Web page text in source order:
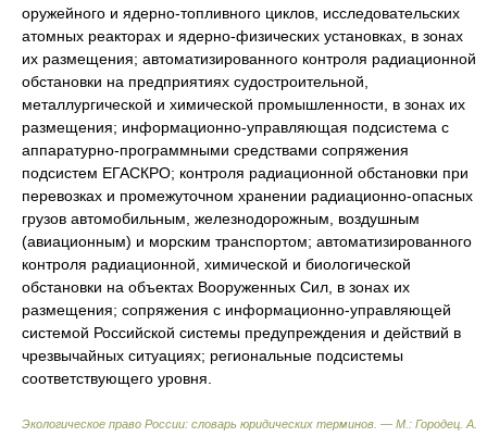
оружейного и ядерно-топливного циклов, исследовательских
атомных реакторах и ядерно-физических установках, в зонах
их размещения; автоматизированного контроля радиационной
обстановки на предприятиях судостроительной,
металлургической и химической промышленности, в зонах их
размещения; информационно-управляющая подсистема с
аппаратурно-программными средствами сопряжения
подсистем ЕГАСКРО; контроля радиационной обстановки при
перевозках и промежуточном хранении радиационно-опасных
грузов автомобильным, железнодорожным, воздушным
(авиационным) и морским транспортом; автоматизированного
контроля радиационной, химической и биологической
обстановки на объектах Вооруженных Сил, в зонах их
размещения; сопряжения с информационно-управляющей
системой Российской системы предупреждения и действий в
чрезвычайных ситуациях; региональные подсистемы
соответствующего уровня.
Экологическое право России: словарь юридических терминов. — М.: Городец А.